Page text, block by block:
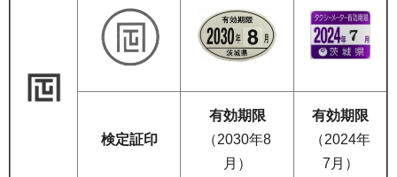
検定証印
有効期限
（2030年8
月）
有効期限
（2024年
7月）